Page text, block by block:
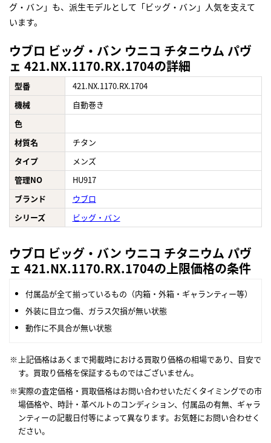
グ・バン」も、派生モデルとして「ビッグ・バン」人気を支えて
います。
ウブロ ビッグ・バン ウニコ チタニウム パヴ
ェ 421.NX.1170.RX.1704の詳細
型番
421.NX.1170.RX.1704
機械
自動巻き
色
材質名
チタン
タイプ
メンズ
管理NO
HU917
ブランド
ウブロ
シリーズ
ビッグ・バン
ウブロ ビッグ・バン ウニコ チタニウム パヴ
ェ 421.NX.1170.RX.1704の上限価格の条件
付属品が全て揃っているもの（内箱・外箱・ギャランティー等）
外装に目立つ傷、ガラス欠損が無い状態
動作に不具合が無い状態
上記価格はあくまで掲載時における買取り価格の相場であり、目安で
す。買取り価格を保証するものではございません。
実際の査定価格・買取価格はお問い合わせいただくタイミングでの市
場価格や、時計・革ベルトのコンディション、付属品の有無、ギャラ
ンティーの記載日付等によって異なります。お気軽にお問い合わせく
ださい。